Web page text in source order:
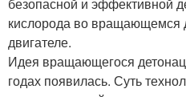
безопасной и эффективной
кислорода во вращающемся
двигателе.
Идея вращающегося
годах появилась. Суть